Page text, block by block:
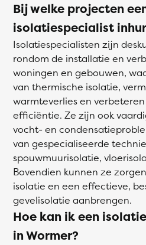
Bij welke projecten
isolatiespecialist
Isolatiespecialisten zijn
rondom de installatie en
woningen en gebouwen,
van thermische isolatie,
warmteverlies en
efficiëntie. Ze zijn ook
vocht- en
van gespecialiseerde
spouwmuurisolatie,
Bovendien kunnen ze
isolatie en een effectieve,
gevelisolatie aanbrengen.
Hoe kan ik een
in Wormer?